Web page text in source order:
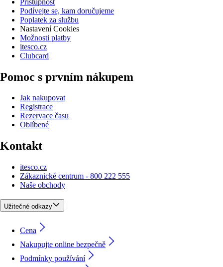
Podívejte se, kam doručujeme
Poplatek za službu
Nastavení Cookies
Možnosti platby
itesco.cz
Clubcard
Pomoc s prvním nákupem
Jak nakupovat
Registrace
Rezervace času
Oblíbené
Kontakt
itesco.cz
Zákaznické centrum - 800 222 555
Naše obchody
Užitečné odkazy
Cena
Nakupujte online bezpečně
Podmínky používání